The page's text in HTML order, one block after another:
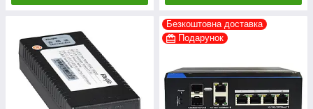
Безкоштовна доставка
Подарунок